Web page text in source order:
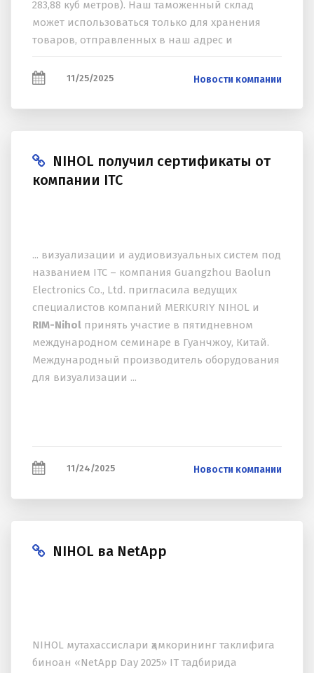
283,88 куб метров). Наш таможенный склад
может использоваться только для хранения
товаров, отправленных в наш адрес и
склада”...11/25/2025 Новости компании
NIHOL получил сертификаты от
компании ITC
... визуализации и аудиовизуальных систем под
названием ITC – компания Guangzhou Baolun
Electronics Co., Ltd. пригласила ведущих
специалистов компаний MERKURIY NIHOL и
RIM-Nihol принять участие в пятидневном
международном семинаре в Гуанчжоу, Китай.
Международный производитель оборудования
для визуализации ...
11/24/2025 Новости компании
NIHOL ва NetApp
NIHOL мутаxассислари ҳамкорининг таклифига
биноан «NetApp Day 2025» IT тадбирида